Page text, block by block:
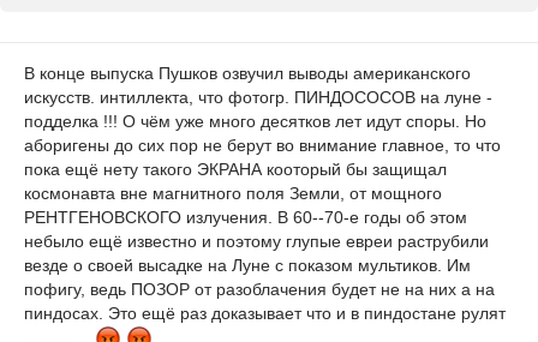
В конце выпуска Пушков озвучил выводы американского
искусств. интиллекта, что фотогр. ПИНДОСОСОВ на луне -
подделка !!! О чём уже много десятков лет идут споры. Но
аборигены до сих пор не берут во внимание главное, то что
пока ещё нету такого ЭКРАНА кооторый бы защищал
космонавта вне магнитного поля Земли, от мощного
РЕНТГЕНОВСКОГО излучения. В 60--70-е годы об этом
небыло ещё известно и поэтому глупые евреи раструбили
везде о своей высадке на Луне с показом мультиков. Им
пофигу, ведь ПОЗОР от разоблачения будет не на них а на
пиндосах. Это ещё раз доказывает что и в пиндостане рулят